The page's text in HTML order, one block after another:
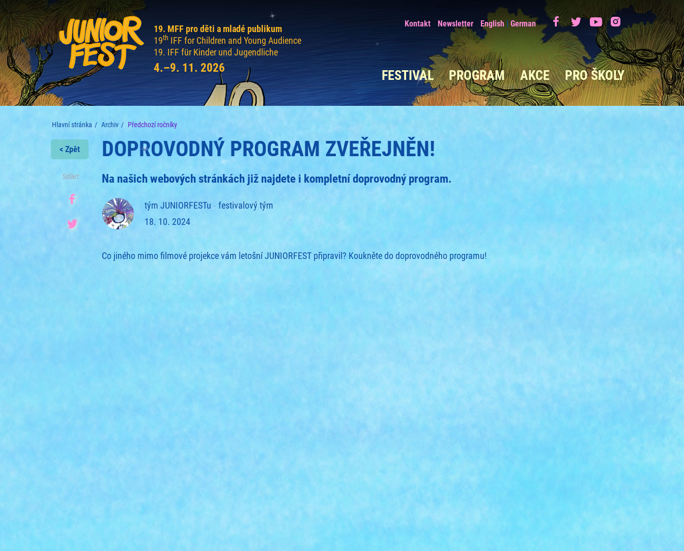
19. MFF pro děti a mladé publikum
19th IFF for Children and Young Audience
19. IFF für Kinder und Jugendliche
4.–9. 11. 2026
Kontakt Newsletter English |German
FESTIVAL PROGRAM AKCE PRO ŠKOLY
Hlavní stránka Archiv Předchozí ročníky
< Zpět
Sdílet:
DOPROVODNÝ PROGRAM ZVEŘEJNĚN!
Na našich webových stránkách již najdete i kompletní doprovodný program.
tým JUNIORFESTu
festivalový tým
18. 10. 2024
Co jiného mimo filmové projekce vám letošní JUNIORFEST připravil? Koukněte do doprovodného programu!